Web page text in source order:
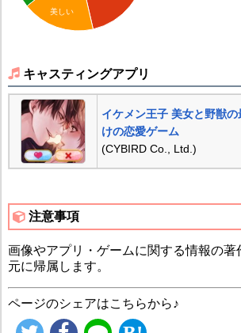
美しい
キャスティングアプリ
イケメン王子 美女と野獣
けの恋愛ゲーム
(CYBIRD Co., Ltd.)
注意事項
画像やアプリ・ゲームに関する情報の著
元に帰属します。
ページのシェアはこちらから♪